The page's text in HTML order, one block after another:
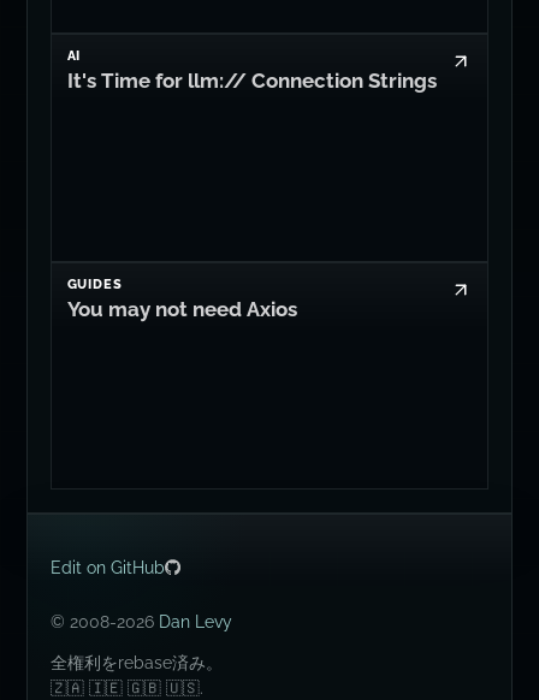
AI
It's Time for llm:// Connection Strings
GUIDES
You may not need Axios
Edit on GitHub
© 2008-2026 Dan Levy
全権利をrebase済み。
🇿🇦 🇮🇪 🇬🇧 🇺🇸.